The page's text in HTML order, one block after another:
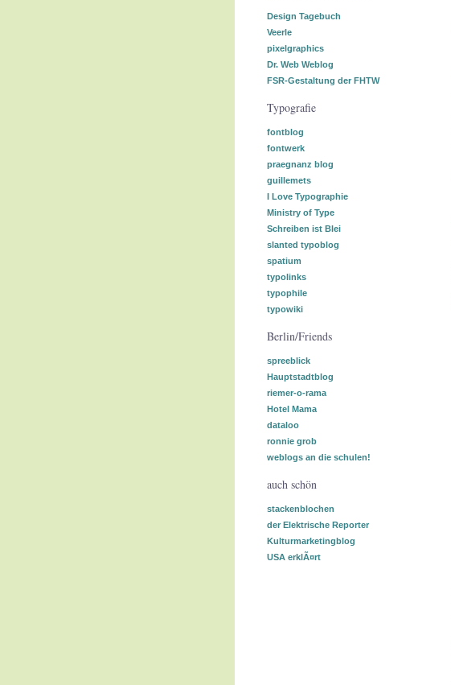
Design Tagebuch
Veerle
pixelgraphics
Dr. Web Weblog
FSR-Gestaltung der FHTW
Typografie
fontblog
fontwerk
praegnanz blog
guillemets
I Love Typographie
Ministry of Type
Schreiben ist Blei
slanted typoblog
spatium
typolinks
typophile
typowiki
Berlin/Friends
spreeblick
Hauptstadtblog
riemer-o-rama
Hotel Mama
dataloo
ronnie grob
weblogs an die schulen!
auch schön
stackenblochen
der Elektrische Reporter
Kulturmarketingblog
USA erklÃ¤rt